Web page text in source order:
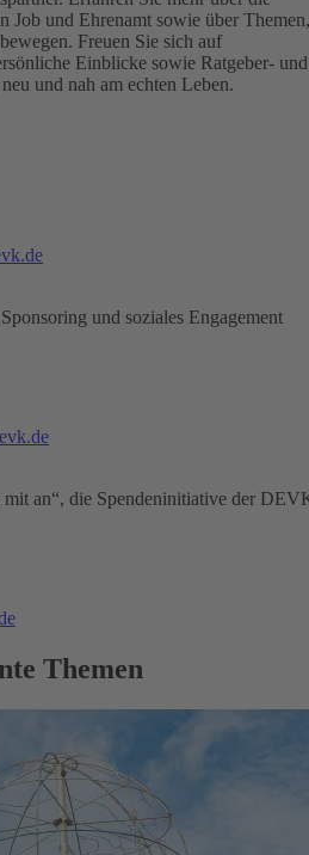
Job und Ehrenamt sowie über Themen,
Freuen Sie sich auf
Einblicke sowie Ratgeber- und
und nah am echten Leben.
und soziales Engagement
an“, die Spendeninitiative der
Themen